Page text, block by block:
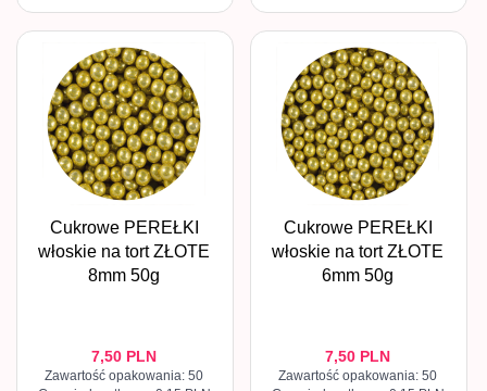
Cukrowe PEREŁKI
włoskie na tort ZŁOTE
8mm 50g
7,50 PLN
Zawartość opakowania: 50
Cukrowe PEREŁKI
włoskie na tort ZŁOTE
6mm 50g
7,50 PLN
Zawartość opakowania: 50